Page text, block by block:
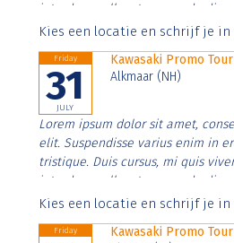
interdum nulla, ut commodo
Aenean faucibus nibh et justo
Kies een locatie en schrijf je
Friday
31
JULY
Kawasaki Promo Tour
Alkmaar (NH)
Lorem ipsum dolor sit amet,
elit. Suspendisse varius enim in
tristique. Duis cursus, mi quis
interdum nulla, ut commodo
Aenean faucibus nibh et justo
Kies een locatie en schrijf je
Friday
Kawasaki Promo Tour